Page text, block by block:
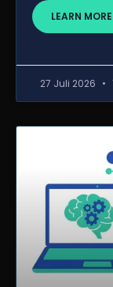
LEARN MORE
27 Juli 2026